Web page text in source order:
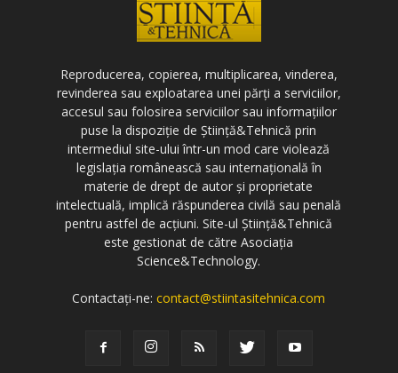
Reproducerea, copierea, multiplicarea, vinderea,
revinderea sau exploatarea unei părți a serviciilor,
accesul sau folosirea serviciilor sau informațiilor
puse la dispoziție de Știință&Tehnică prin
intermediul site-ului într-un mod care violează
legislația românească sau internațională în
materie de drept de autor și proprietate
intelectuală, implică răspunderea civilă sau penală
pentru astfel de acțiuni. Site-ul Știință&Tehnică
este gestionat de către Asociația
Science&Technology.
Contactați-ne:contact@stiintasitehnica.com